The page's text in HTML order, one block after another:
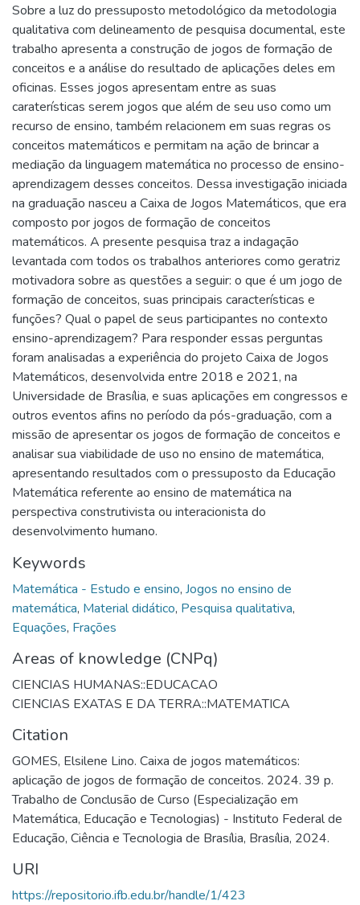
Sobre a luz do pressuposto metodológico da metodologia
qualitativa com delineamento de pesquisa documental, este
trabalho apresenta a construção de jogos de formação de
conceitos e a análise do resultado de aplicações deles em
oficinas. Esses jogos apresentam entre as suas
caraterísticas serem jogos que além de seu uso como um
recurso de ensino, também relacionem em suas regras os
conceitos matemáticos e permitam na ação de brincar a
mediação da linguagem matemática no processo de ensino-
aprendizagem desses conceitos. Dessa investigação iniciada
na graduação nasceu a Caixa de Jogos Matemáticos, que era
composto por jogos de formação de conceitos
matemáticos. A presente pesquisa traz a indagação
levantada com todos os trabalhos anteriores como geratriz
motivadora sobre as questões a seguir: o que é um jogo de
formação de conceitos, suas principais características e
funções? Qual o papel de seus participantes no contexto
ensino-aprendizagem? Para responder essas perguntas
foram analisadas a experiência do projeto Caixa de Jogos
Matemáticos, desenvolvida entre 2018 e 2021, na
Universidade de Brasília, e suas aplicações em congressos e
outros eventos afins no período da pós-graduação, com a
missão de apresentar os jogos de formação de conceitos e
analisar sua viabilidade de uso no ensino de matemática,
apresentando resultados com o pressuposto da Educação
Matemática referente ao ensino de matemática na
perspectiva construtivista ou interacionista do
desenvolvimento humano.
Keywords
Matemática - Estudo e ensino, Jogos no ensino de
matemática, Material didático, Pesquisa qualitativa,
Equações, Frações
Areas of knowledge (CNPq)
CIENCIAS HUMANAS::EDUCACAO
CIENCIAS EXATAS E DA TERRA::MATEMATICA
Citation
GOMES, Elsilene Lino. Caixa de jogos matemáticos:
aplicação de jogos de formação de conceitos. 2024. 39 p.
Trabalho de Conclusão de Curso (Especialização em
Matemática, Educação e Tecnologias) - Instituto Federal de
Educação, Ciência e Tecnologia de Brasília, Brasília, 2024.
URI
https://repositorio.ifb.edu.br/handle/1/423